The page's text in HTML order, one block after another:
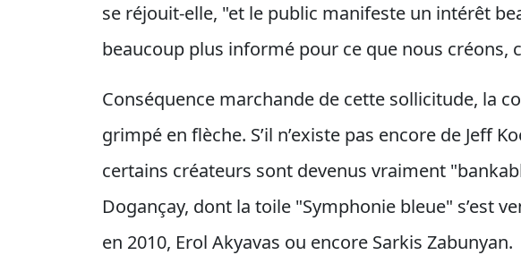
se réjouit-elle, "et le public manifeste un intérêt
beaucoup plus informé pour ce que nous créons,
Conséquence marchande de cette sollicitude, la
grimpé en flèche. S’il n’existe pas encore de Jeff
certains créateurs sont devenus vraiment
Dogançay, dont la toile "Symphonie bleue" s’est
en 2010, Erol Akyavas ou encore Sarkis Zabunyan.